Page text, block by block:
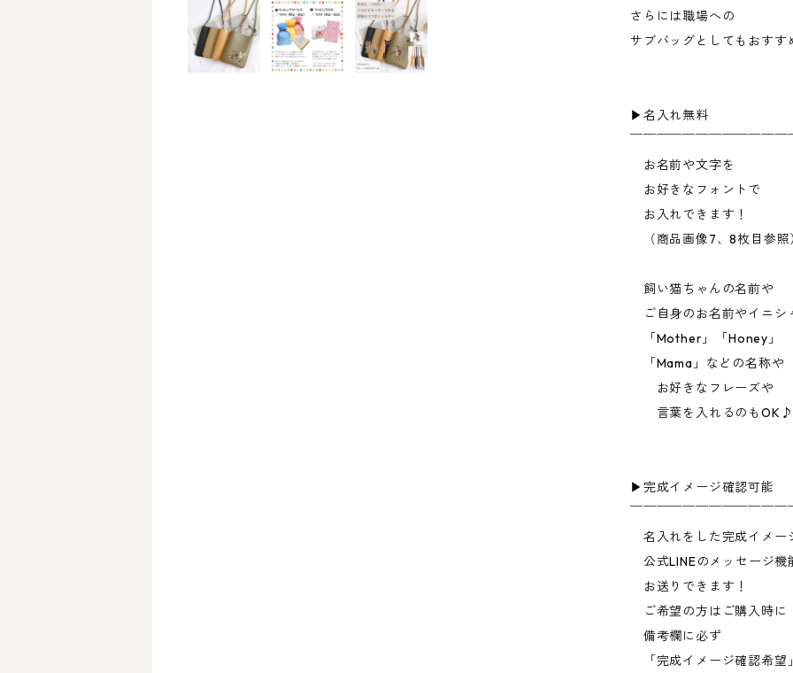
さらには職場への
サブバッグとしてもおすす
▶︎名入れ無料
￣￣￣￣￣￣￣￣￣￣￣￣
お名前や文字を
お好きなフォントで
お入れできます！
（商品画像7、8枚目参照
飼い猫ちゃんの名前や
ご自身のお名前やイニシ
「Mother」「Honey」
「Mama」などの名称や
お好きなフレーズや
言葉を入れるのもOK♪
▶︎完成イメージ確認可能
￣￣￣￣￣￣￣￣￣￣￣￣
名入れをした完成イメー
公式LINEのメッセージ機
お送りできます！
ご希望の方はご購入時に
備考欄に必ず
「完成イメージ確認希望